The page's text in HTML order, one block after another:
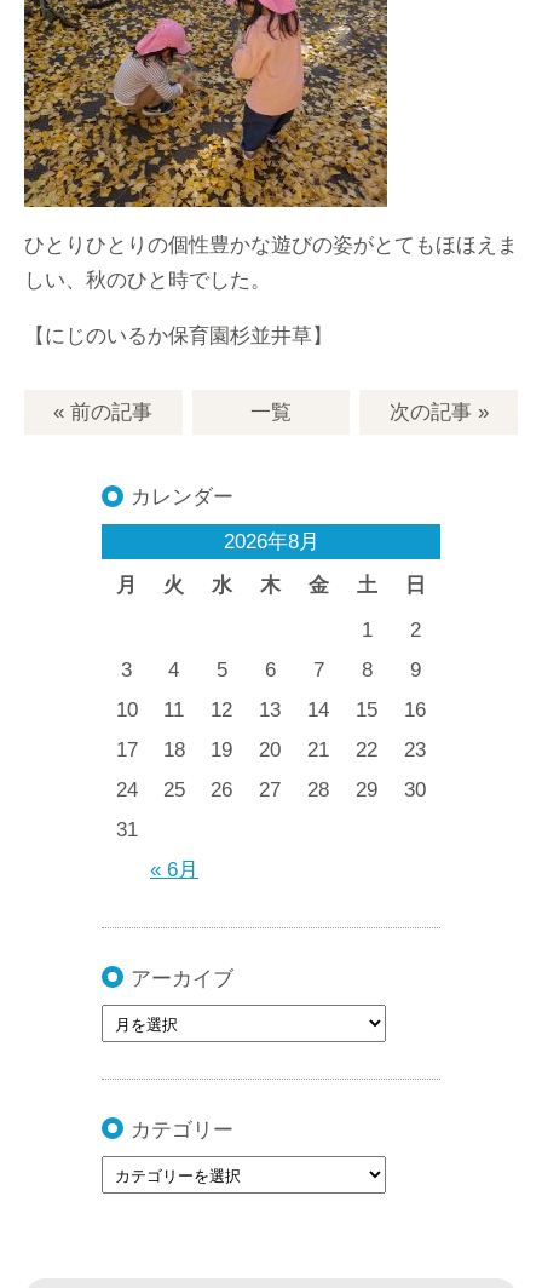
ひとりひとりの個性豊かな遊びの姿がとてもほほえま
しい、秋のひと時でした。
【にじのいるか保育園杉並井草】
« 前の記事 一覧 次の記事»
カレンダー
2026年8月
月
火 水 木 金 土 日
« 6月
1
2
3
4 5 6 7 8
9
10
11 12 13 14 15
16
17
18 19 20 21 22
23
24
25 26 27 28 29
30
31
アーカイブ
カテゴリー